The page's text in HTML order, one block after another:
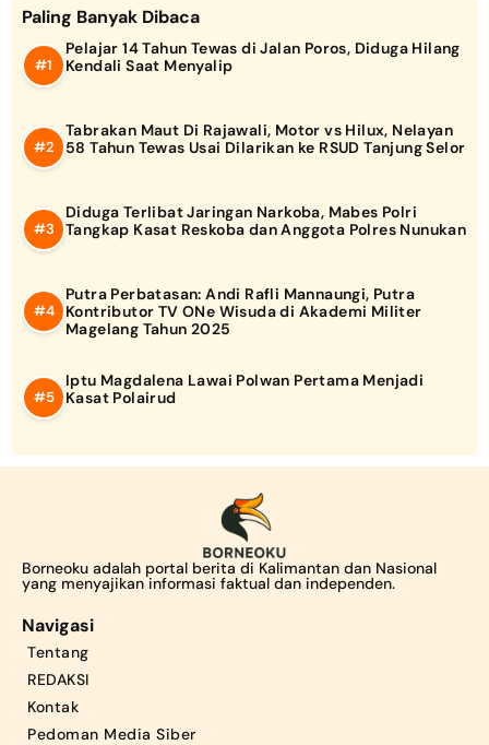
Paling Banyak Dibaca
Pelajar 14 Tahun Tewas di Jalan Poros, Diduga Hilang
Kendali Saat Menyalip
Tabrakan Maut Di Rajawali, Motor vs Hilux, Nelayan
58 Tahun Tewas Usai Dilarikan ke RSUD Tanjung Selor
Diduga Terlibat Jaringan Narkoba, Mabes Polri
Tangkap Kasat Reskoba dan Anggota Polres Nunukan
Putra Perbatasan: Andi Rafli Mannaungi, Putra
Kontributor TV ONe Wisuda di Akademi Militer
Magelang Tahun 2025
Iptu Magdalena Lawai Polwan Pertama Menjadi
Kasat Polairud
Borneoku adalah portal berita di Kalimantan dan Nasional
yang menyajikan informasi faktual dan independen.
Navigasi
Tentang
REDAKSI
Kontak
Pedoman Media Siber